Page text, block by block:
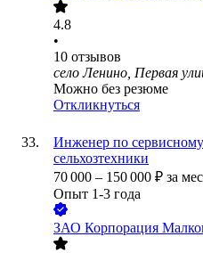
4.8
•
10 отзывов
село Ленино, Первая
Можно без резюме
Откликнуться
Инженер по
сельхозтехники
70 000 – 150 000 ₽ за
Опыт 1-3 года
ЗАО Корпорация